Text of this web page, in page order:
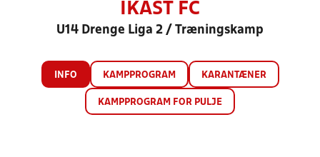
IKAST FC
U14 Drenge Liga 2 / Træningskamp
INFO KAMPPROGRAM KARANTÆNER
KAMPPROGRAM FOR PULJE